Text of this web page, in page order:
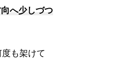
へ少しづつ
度も架けて